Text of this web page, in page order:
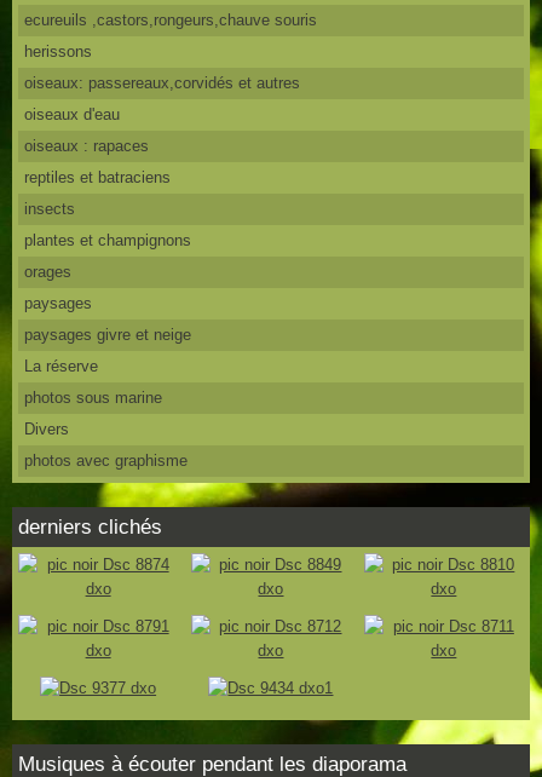
ecureuils ,castors,rongeurs,chauve souris
herissons
oiseaux: passereaux,corvidés et autres
oiseaux d'eau
oiseaux : rapaces
reptiles et batraciens
insects
plantes et champignons
orages
paysages
paysages givre et neige
La réserve
photos sous marine
Divers
photos avec graphisme
derniers clichés
Musiques à écouter pendant les diaporama